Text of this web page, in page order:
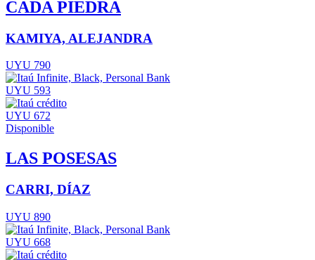
CADA PIEDRA
KAMIYA, ALEJANDRA
UYU 790
UYU 593
UYU 672
Disponible
LAS POSESAS
CARRI, DÍAZ
UYU 890
UYU 668